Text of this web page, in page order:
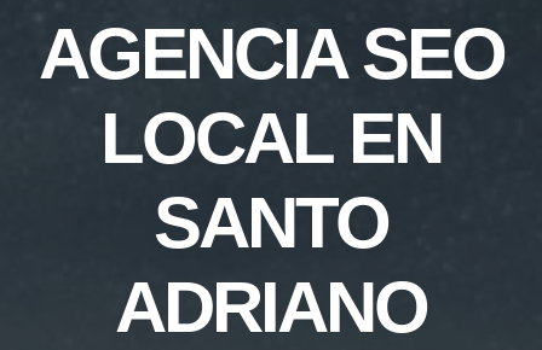
AGENCIA SEO
LOCAL EN
SANTO
ADRIANO